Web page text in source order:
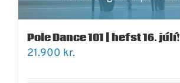
Pole Dance 101 | hefst 16. júlí!
21.900 kr.